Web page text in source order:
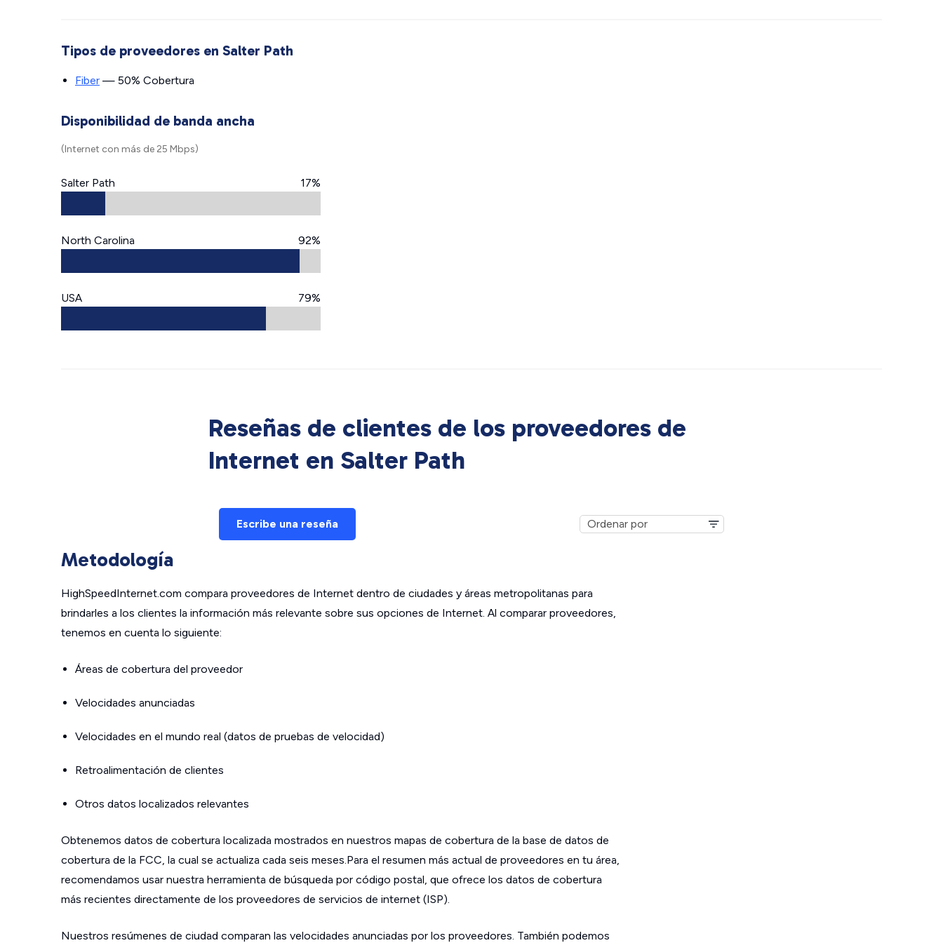
Tipos de proveedores en Salter Path
Fiber — 50% Cobertura
Disponibilidad de banda ancha
(Internet con más de 25 Mbps)
Salter Path 17%
North Carolina 92%
USA 79%
Reseñas de clientes de los proveedores de
Internet en Salter Path
Escribe una reseña
Metodología
HighSpeedInternet.com compara proveedores de Internet dentro de ciudades y áreas metropolitanas para
brindarles a los clientes la información más relevante sobre sus opciones de Internet. Al comparar proveedores,
tenemos en cuenta lo siguiente:
Áreas de cobertura del proveedor
Velocidades anunciadas
Velocidades en el mundo real (datos de pruebas de velocidad)
Retroalimentación de clientes
Otros datos localizados relevantes
Obtenemos datos de cobertura localizada mostrados en nuestros mapas de cobertura de la base de datos de
cobertura de la FCC, la cual se actualiza cada seis meses.Para el resumen más actual de proveedores en tu área,
recomendamos usar nuestra herramienta de búsqueda por código postal, que ofrece los datos de cobertura
más recientes directamente de los proveedores de servicios de internet (ISP).
Nuestros resúmenes de ciudad comparan las velocidades anunciadas por los proveedores. También podemos